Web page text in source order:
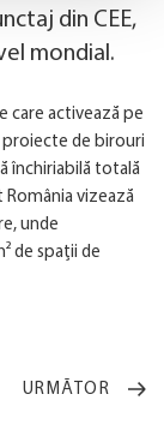
din CEE,
mondial.
care activează pe
proiecte de birouri
închiriabilă totală
România vizează
, unde
de spații de
URMĂTOR